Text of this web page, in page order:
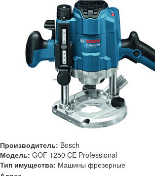
Производитель: Bosch
Модель: GOF 1250 CE Professional
Тип имущества: Машины фрезерные